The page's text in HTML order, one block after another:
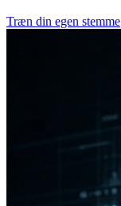
Træn din egen stemme